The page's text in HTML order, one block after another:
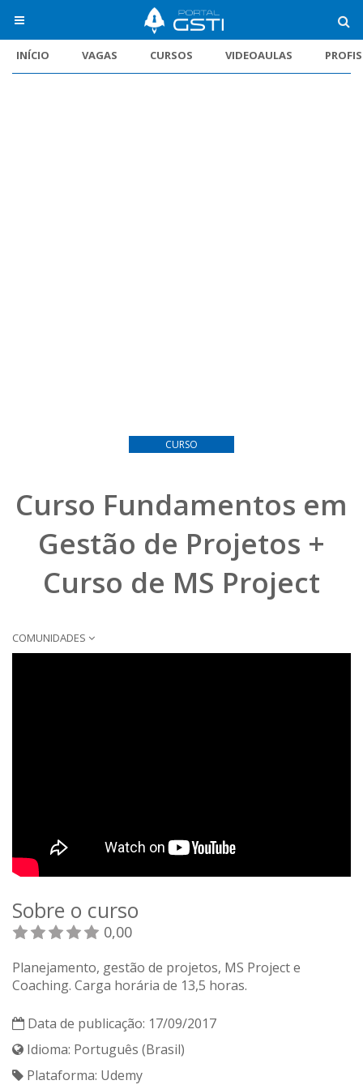
INÍCIO VAGAS CURSOS VIDEOAULAS
CURSO
Curso Fundamentos em
Gestão de Projetos +
Curso de MS Project
COMUNIDADES
Sobre o curso
0,00
Planejamento, gestão de projetos, MS Project e
Coaching. Carga horária de 13,5 horas.
Data de publicação: 17/09/2017
Idioma: Português (Brasil)
Plataforma: Udemy